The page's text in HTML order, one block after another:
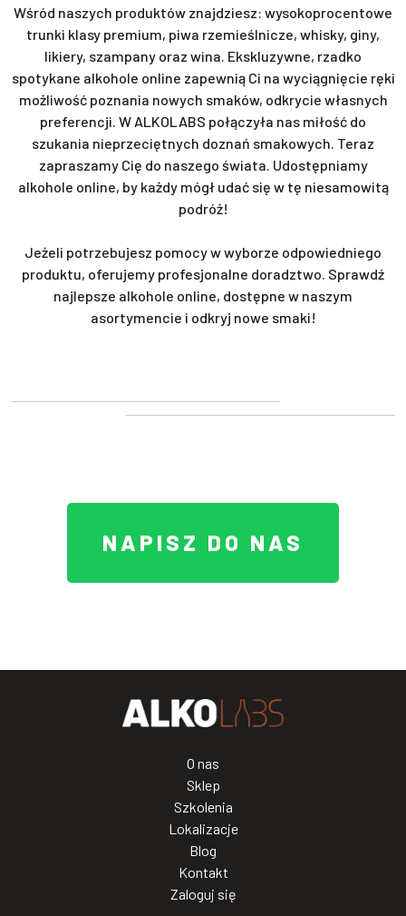
Wśród naszych produktów znajdziesz: wysokoprocentowe
trunki klasy premium, piwa rzemieślnicze, whisky, giny,
likiery, szampany oraz wina. Ekskluzywne, rzadko
spotykane alkohole online zapewnią Ci na wyciągnięcie ręki
możliwość poznania nowych smaków, odkrycie własnych
preferencji. W ALKOLABS połączyła nas miłość do
szukania nieprzeciętnych doznań smakowych. Teraz
zapraszamy Cię do naszego świata. Udostępniamy
alkohole online, by każdy mógł udać się w tę niesamowitą
podróż!
Jeżeli potrzebujesz pomocy w wyborze odpowiedniego
produktu, oferujemy profesjonalne doradztwo. Sprawdź
najlepsze alkohole online, dostępne w naszym
asortymencie i odkryj nowe smaki!
NAPISZ DO NAS
O nas
Sklep
Szkolenia
Lokalizacje
Blog
Kontakt
Zaloguj się